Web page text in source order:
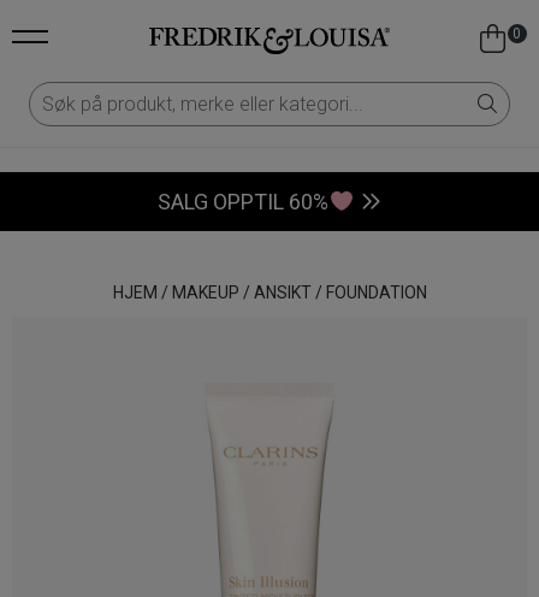
0
SALG OPPTIL 60%
HJEM / MAKEUP / ANSIKT/ FOUNDATION